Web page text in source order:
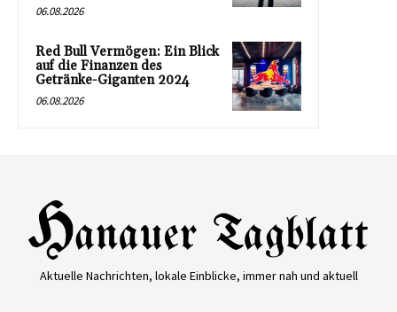
06.08.2026
Red Bull Vermögen: Ein Blick
auf die Finanzen des
Getränke-Giganten 2024
06.08.2026
Aktuelle Nachrichten, lokale Einblicke, immer nah und aktuell